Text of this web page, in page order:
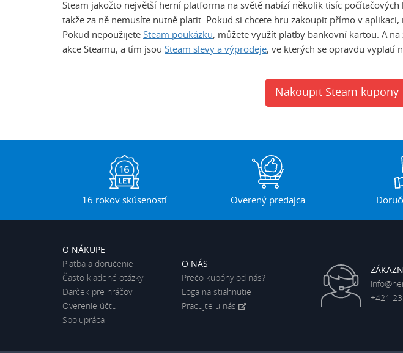
Steam jakožto největší herní platforma na světě nabízí několik tisíc
takže za ně nemusíte nutně platit. Pokud si chcete hru zakoupit přímo v
Pokud nepoužijete Steam poukázku, můžete využít platby bankovní kartou. A
akce Steamu, a tím jsou Steam slevy a výprodeje, ve kterých se opravdu vyplatí
Nakoupit Steam kupony
16 rokov skúseností Overený predajca
O NÁKUPE
Platba a doručenie
Často kladené otázky
Darček pre hráčov
Overenie účtu
Spolupráca
O NÁS
Prečo kupóny od nás?
Loga na stiahnutie
Pracujte u nás
+421